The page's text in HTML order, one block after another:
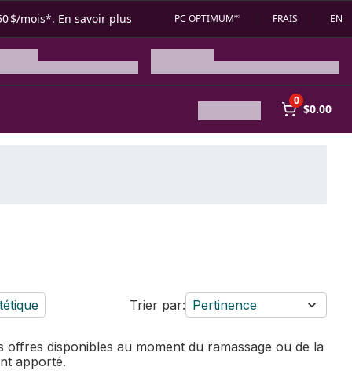
$/mois*. En savoir plus PC OPTIMUM🅪 FRAIS EN
0
$0.00
Trier par: Pertinence
disponibles au moment du ramassage ou de la
apporté.